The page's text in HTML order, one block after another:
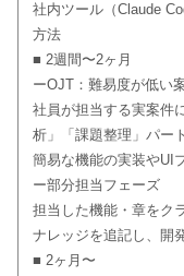
社内ツール（Claude
方法
■ 2週間〜2ヶ月
ーOJT：難易度が低い
社員が担当する実案件
析」「課題整理」パー
簡易な機能の実装やUI
ー部分担当フェーズ
担当した機能・章をク
ナレッジを追記し、開
■ 2ヶ月〜